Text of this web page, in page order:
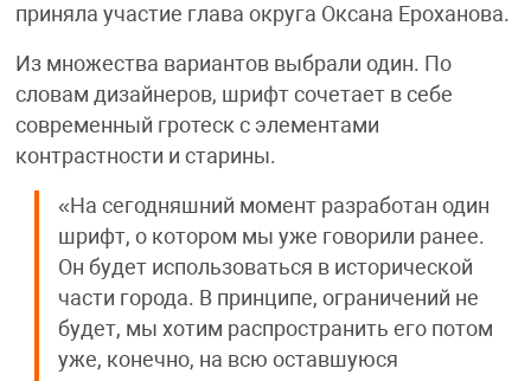
приняла участие глава округа Оксана Ероханова.
Из множества вариантов выбрали один. По
словам дизайнеров, шрифт сочетает в себе
современный гротеск с элементами
контрастности и старины.
«На сегодняшний момент разработан один
шрифт, о котором мы уже говорили ранее.
Он будет использоваться в исторической
части города. В принципе, ограничений не
будет, мы хотим распространить его потом
уже, конечно, на всю оставшуюся